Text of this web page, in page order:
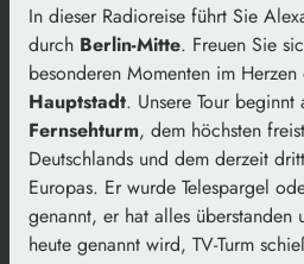
play_arrow Berlin Mitte - Vom
Gendarmenmarkt bis
00:00
In dieser Radioreise führt Sie
durch Berlin-Mitte. Freuen Sie
besonderen Momenten im Herzen
Hauptstadt. Unsere Tour beginnt
Fernsehturm, dem höchsten
Deutschlands und dem derzeit
Europas. Er wurde Telespargel
genannt, er hat alles
heute genannt wird, TV-Turm